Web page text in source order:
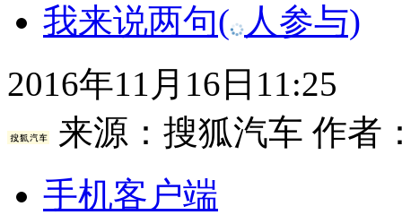
我来说两句( 人参与)
2016年11月16日11:25
来源： 搜狐汽车 作者
手机客户端